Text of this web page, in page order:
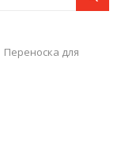
Переноска для